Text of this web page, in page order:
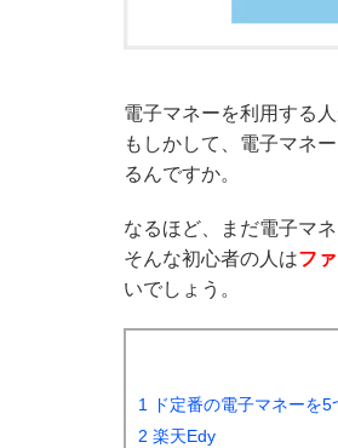
電子マネーを利用する
もしかして、電子マネ
るんですか。
なるほど、まだ電子マ
そんな初心者の人はフ
いでしょう。
1 ド定番の電子マネーを5
2 楽天Edy